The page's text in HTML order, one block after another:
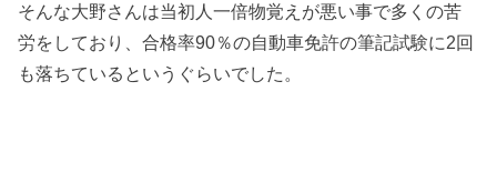
そんな大野さんは当初人一倍物覚えが悪い事で多くの苦
労をしており、合格率90％の自動車免許の筆記試験に2回
も落ちているというぐらいでした。